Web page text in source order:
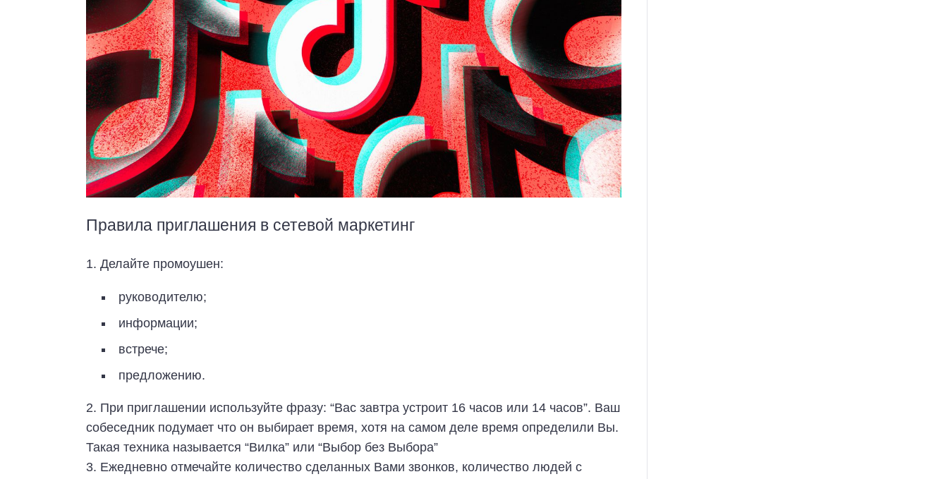
Правила приглашения в сетевой маркетинг
1. Делайте промоушен:
руководителю;
информации;
встрече;
предложению.
2. При приглашении используйте фразу: “Вас завтра устроит 16 часов или 14 часов”. Ваш
собеседник подумает что он выбирает время, хотя на самом деле время определили Вы.
Такая техника называется “Вилка” или “Выбор без Выбора”
3. Ежедневно отмечайте количество сделанных Вами звонков, количество людей с